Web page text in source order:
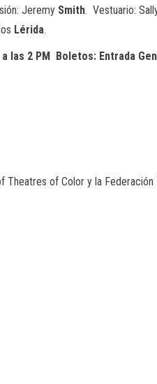
Jeremy Smith. Vestuario:
Lérida.
las 2 PM Boletos: Entrada
of Color y la Federación